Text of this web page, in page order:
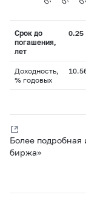
Срок до
погашения,
лет
0.25
Доходность,
% годовых
Более
биржа»